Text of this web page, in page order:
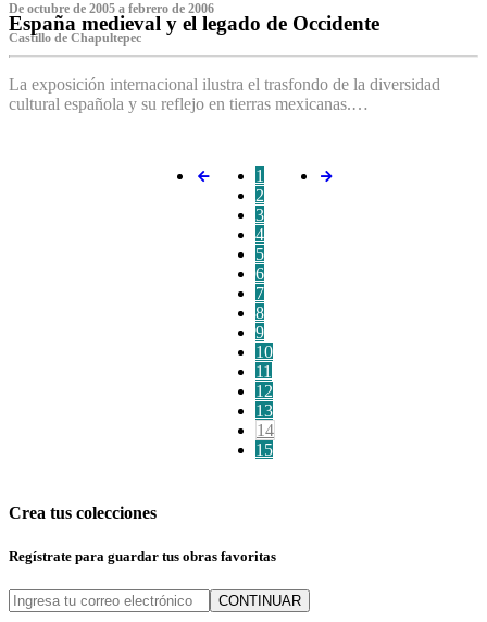
De octubre de 2005 a febrero de 2006
España medieval y el legado de Occidente
Castillo de Chapultepec
La exposición internacional ilustra el trasfondo de la diversidad
cultural española y su reflejo en tierras mexicanas.…
1
2
3
4
5
6
7
8
9
10
11
12
13
14
15
Crea tus colecciones
Regístrate para guardar tus obras favoritas
CONTINUAR